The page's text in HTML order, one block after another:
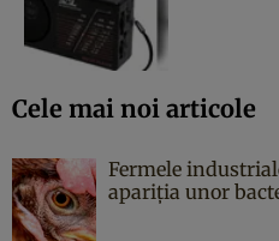
Cele mai noi articole
Fermele
apariția unor